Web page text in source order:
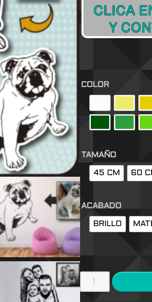
COLOR
TAMAÑO
45 CM 60
ACABADO
BRILLO